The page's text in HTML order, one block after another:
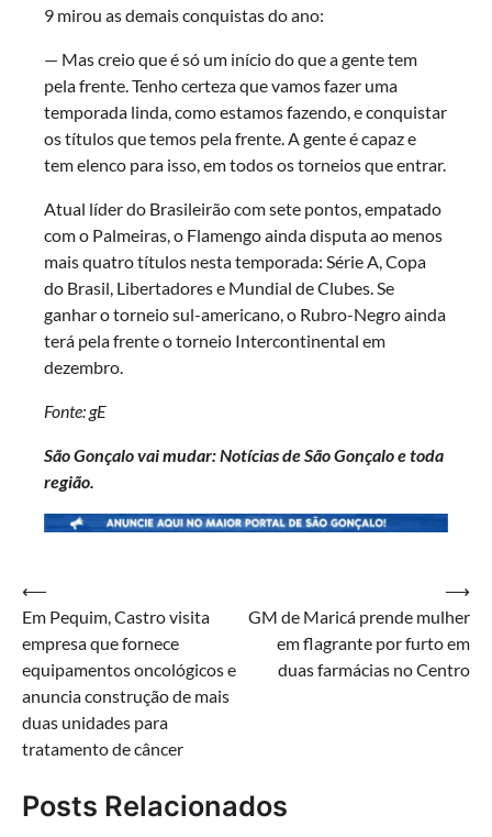
9 mirou as demais conquistas do ano:
— Mas creio que é só um início do que a gente tem
pela frente. Tenho certeza que vamos fazer uma
temporada linda, como estamos fazendo, e conquistar
os títulos que temos pela frente. A gente é capaz e
tem elenco para isso, em todos os torneios que entrar.
Atual líder do Brasileirão com sete pontos, empatado
com o Palmeiras, o Flamengo ainda disputa ao menos
mais quatro títulos nesta temporada: Série A, Copa
do Brasil, Libertadores e Mundial de Clubes. Se
ganhar o torneio sul-americano, o Rubro-Negro ainda
terá pela frente o torneio Intercontinental em
dezembro.
Fonte: gE
São Gonçalo vai mudar: Notícias de São Gonçalo e toda
região.
Navegação
de
Post
⟵
Em Pequim, Castro visita
empresa que fornece
equipamentos oncológicos e
anuncia construção de mais
duas unidades para
tratamento de câncer
GM de Maricá prende mulher
em flagrante por furto em
duas farmácias no Centro
⟶
Posts Relacionados